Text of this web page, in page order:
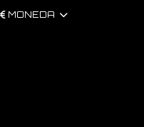
MONEDA